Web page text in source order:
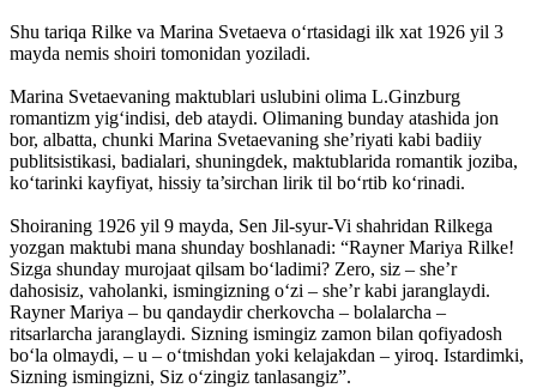
Shu tariqa Rilke va Marina Svetaeva o‘rtasidagi ilk xat 1926 yil 3
mayda nemis shoiri tomonidan yoziladi.
Marina Svetaevaning maktublari uslubini olima L.Ginzburg
romantizm yig‘indisi, deb ataydi. Olimaning bunday atashida jon
bor, albatta, chunki Marina Svetaevaning she’riyati kabi badiiy
publitsistikasi, badialari, shuningdek, maktublarida romantik joziba,
ko‘tarinki kayfiyat, hissiy ta’sirchan lirik til bo‘rtib ko‘rinadi.
Shoiraning 1926 yil 9 mayda, Sen Jil-syur-Vi shahridan Rilkega
yozgan maktubi mana shunday boshlanadi: “Rayner Mariya Rilke!
Sizga shunday murojaat qilsam bo‘ladimi? Zero, siz – she’r
dahosisiz, vaholanki, ismingizning o‘zi – she’r kabi jaranglaydi.
Rayner Mariya – bu qandaydir cherkovcha – bolalarcha –
ritsarlarcha jaranglaydi. Sizning ismingiz zamon bilan qofiyadosh
bo‘la olmaydi, – u – o‘tmishdan yoki kelajakdan – yiroq. Istardimki,
Sizning ismingizni, Siz o‘zingiz tanlasangiz”.